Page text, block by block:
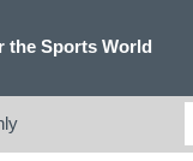
the Sports World